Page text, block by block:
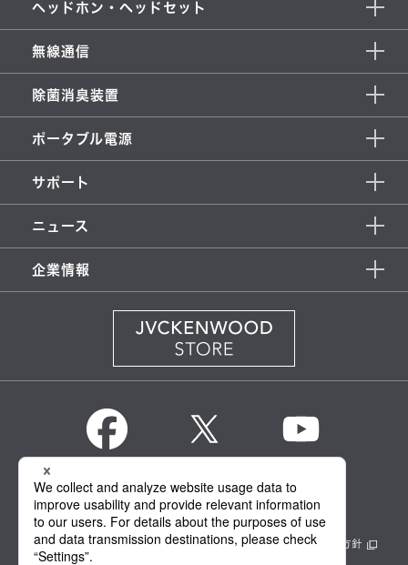
ヘッドホン・ヘッドセット
無線通信
除菌消臭装置
ポータブル電源
サポート
ニュース
企業情報
KENWOOD Global
情報セキュリティ基本方針 製品安全に関する基本方針